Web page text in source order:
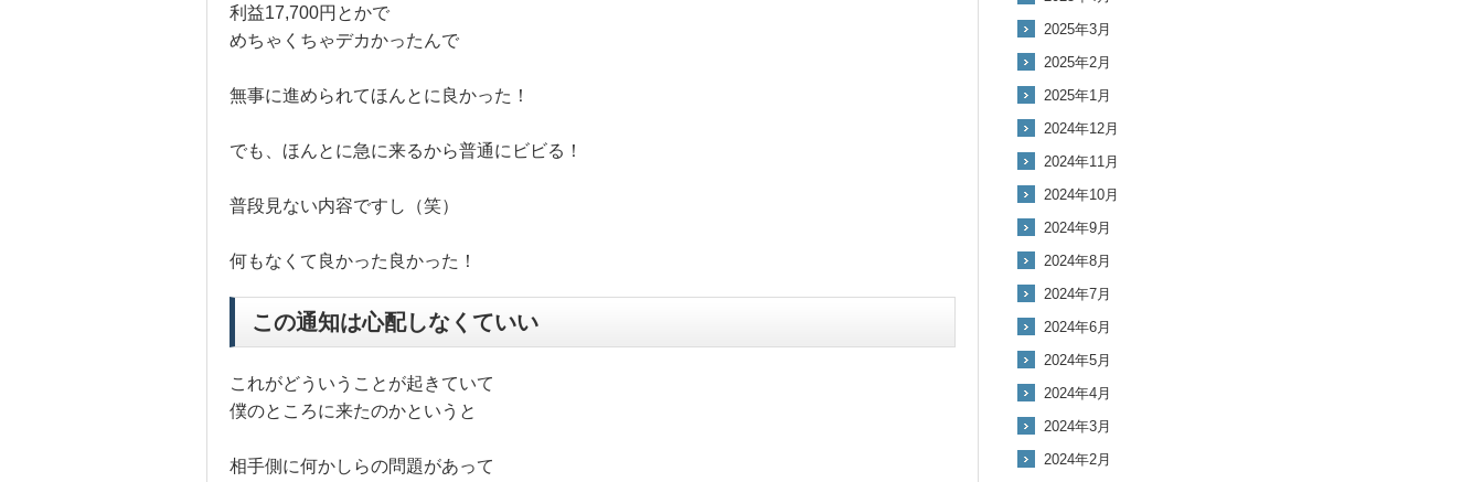
利益17,700円とかで
めちゃくちゃデカかったんで
無事に進められてほんとに良かった！
でも、ほんとに急に来るから普通にビビる！
普段見ない内容ですし（笑）
何もなくて良かった良かった！
この通知は心配しなくていい
これがどういうことが起きていて
僕のところに来たのかというと
相手側に何かしらの問題があって
2025年3月
2025年2月
2025年1月
2024年12月
2024年11月
2024年10月
2024年9月
2024年8月
2024年7月
2024年6月
2024年5月
2024年4月
2024年3月
2024年2月